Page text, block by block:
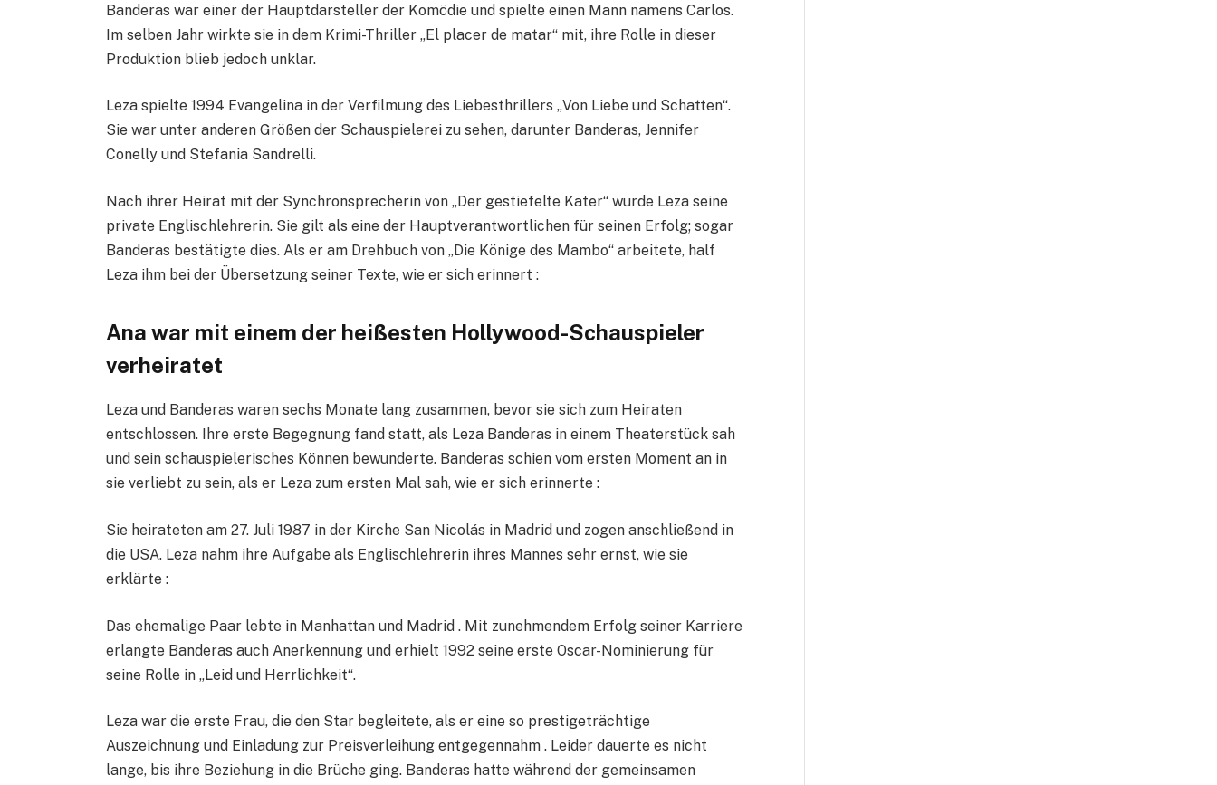
Banderas war einer der Hauptdarsteller der Komödie und spielte einen Mann namens Carlos.
Im selben Jahr wirkte sie in dem Krimi-Thriller „El placer de matar“ mit, ihre Rolle in dieser
Produktion blieb jedoch unklar.
Leza spielte 1994 Evangelina in der Verfilmung des Liebesthrillers „Von Liebe und Schatten“.
Sie war unter anderen Größen der Schauspielerei zu sehen, darunter Banderas, Jennifer
Conelly und Stefania Sandrelli.
Nach ihrer Heirat mit der Synchronsprecherin von „Der gestiefelte Kater“ wurde Leza seine
private Englischlehrerin. Sie gilt als eine der Hauptverantwortlichen für seinen Erfolg; sogar
Banderas bestätigte dies. Als er am Drehbuch von „Die Könige des Mambo“ arbeitete, half
Leza ihm bei der Übersetzung seiner Texte, wie er sich erinnert :
Ana war mit einem der heißesten Hollywood-Schauspieler
verheiratet
Leza und Banderas waren sechs Monate lang zusammen, bevor sie sich zum Heiraten
entschlossen. Ihre erste Begegnung fand statt, als Leza Banderas in einem Theaterstück sah
und sein schauspielerisches Können bewunderte. Banderas schien vom ersten Moment an in
sie verliebt zu sein, als er Leza zum ersten Mal sah, wie er sich erinnerte :
Sie heirateten am 27. Juli 1987 in der Kirche San Nicolás in Madrid und zogen anschließend in
die USA. Leza nahm ihre Aufgabe als Englischlehrerin ihres Mannes sehr ernst, wie sie
erklärte :
Das ehemalige Paar lebte in Manhattan und Madrid . Mit zunehmendem Erfolg seiner Karriere
erlangte Banderas auch Anerkennung und erhielt 1992 seine erste Oscar-Nominierung für
seine Rolle in „Leid und Herrlichkeit“.
Leza war die erste Frau, die den Star begleitete, als er eine so prestigeträchtige
Auszeichnung und Einladung zur Preisverleihung entgegennahm . Leider dauerte es nicht
lange, bis ihre Beziehung in die Brüche ging. Banderas hatte während der gemeinsamen